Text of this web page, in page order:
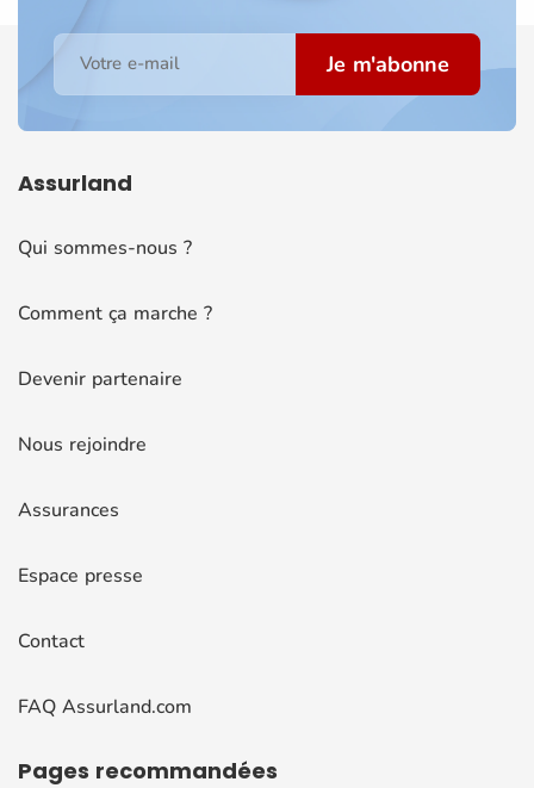
Votre e-mail Je m'abonne
Assurland
Qui sommes-nous ?
Comment ça marche ?
Devenir partenaire
Nous rejoindre
Assurances
Espace presse
Contact
FAQ Assurland.com
Pages recommandées